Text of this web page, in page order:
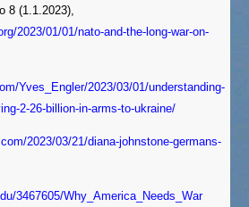
8 (1.1.2023),
2023/01/01/nato-and-the-long-war-on-
Yves_Engler/2023/03/01/understanding-
2-26-billion-in-arms-to-ukraine/
2023/03/21/diana-johnstone-germans-
3467605/Why_America_Needs_War